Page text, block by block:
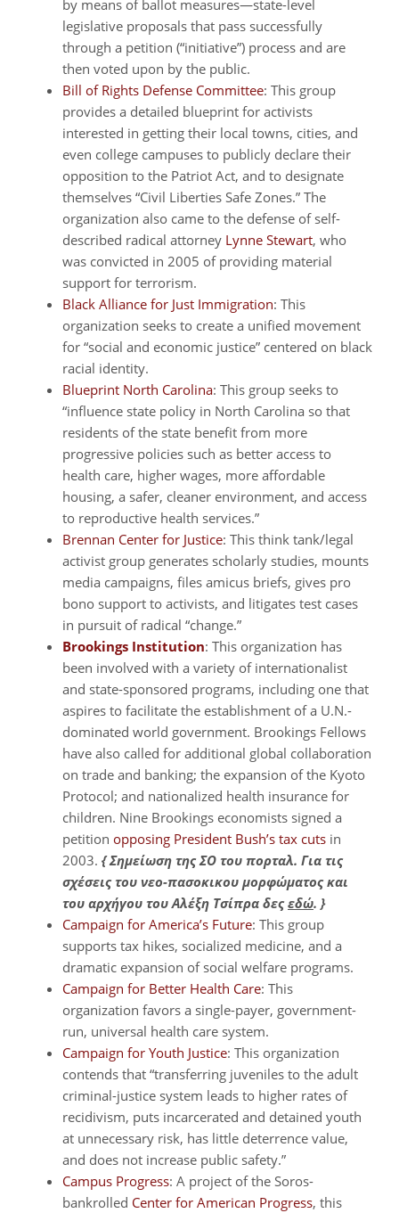
by means of ballot measures—state-level
legislative proposals that pass successfully
through a petition (“initiative”) process and are
then voted upon by the public.
Bill of Rights Defense Committee: This group
provides a detailed blueprint for activists
interested in getting their local towns, cities, and
even college campuses to publicly declare their
opposition to the Patriot Act, and to designate
themselves “Civil Liberties Safe Zones.” The
organization also came to the defense of self-
described radical attorney Lynne Stewart, who
was convicted in 2005 of providing material
support for terrorism.
Black Alliance for Just Immigration: This
organization seeks to create a unified movement
for “social and economic justice” centered on black
racial identity.
Blueprint North Carolina: This group seeks to
“influence state policy in North Carolina so that
residents of the state benefit from more
progressive policies such as better access to
health care, higher wages, more affordable
housing, a safer, cleaner environment, and access
to reproductive health services.”
Brennan Center for Justice: This think tank/legal
activist group generates scholarly studies, mounts
media campaigns, files amicus briefs, gives pro
bono support to activists, and litigates test cases
in pursuit of radical “change.”
Brookings Institution: This organization has
been involved with a variety of internationalist
and state-sponsored programs, including one that
aspires to facilitate the establishment of a U.N.-
dominated world government. Brookings Fellows
have also called for additional global collaboration
on trade and banking; the expansion of the Kyoto
Protocol; and nationalized health insurance for
children. Nine Brookings economists signed a
petition opposing President Bush’s tax cuts in
2003. { Σημείωση της ΣΟ του πορταλ. Για τις
σχέσεις του νεο-πασοκικου μορφώματος και
του αρχήγου του Αλέξη Τσίπρα δεςεδώ. }
Campaign for America’s Future: This group
supports tax hikes, socialized medicine, and a
dramatic expansion of social welfare programs.
Campaign for Better Health Care: This
organization favors a single-payer, government-
run, universal health care system.
Campaign for Youth Justice: This organization
contends that “transferring juveniles to the adult
criminal-justice system leads to higher rates of
recidivism, puts incarcerated and detained youth
at unnecessary risk, has little deterrence value,
and does not increase public safety.”
Campus Progress: A project of the Soros-
bankrolled Center for American Progress, this